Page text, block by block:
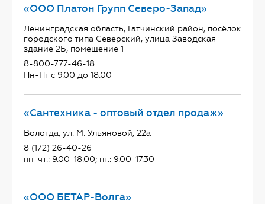
«ООО Платон Групп Северо-Запад»
Ленинградская область, Гатчинский район, посёлок
городского типа Северский, улица Заводская
здание 2Б, помещение 1
8-800-777-46-18
Пн-Пт с 9.00 до 18.00
«Сантехника - оптовый отдел продаж»
Вологда, ул. М. Ульяновой, 22а
8 (172) 26-40-26
пн-чт.: 9.00-18.00; пт.: 9.00-17.30
«ООО БЕТАР-Волга»